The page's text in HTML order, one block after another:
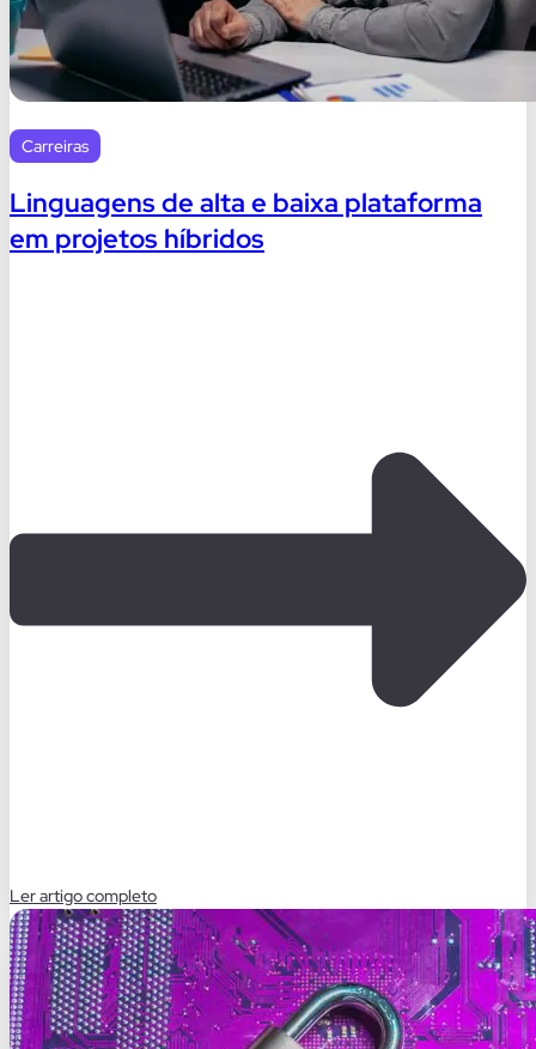
Carreiras
Linguagens de alta e baixa plataforma
em projetos híbridos
Ler artigo completo